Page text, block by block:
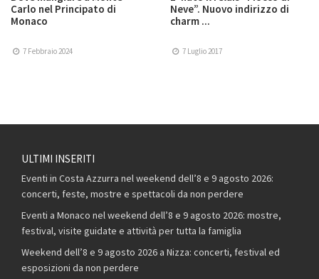
Carlo nel Principato di
Monaco
7 Febbraio 2024
Neve”. Nuovo indirizzo di
charm ...
7 Luglio 2017
ULTIMI INSERITI
Eventi in Costa Azzurra nel weekend dell’8 e 9 agosto 2026:
concerti, feste, mostre e spettacoli da non perdere
Eventi a Monaco nel weekend dell’8 e 9 agosto 2026: mostre,
festival, visite guidate e attività per tutta la famiglia
Weekend dell’8 e 9 agosto 2026 a Nizza: concerti, festival ed
esposizioni da non perdere